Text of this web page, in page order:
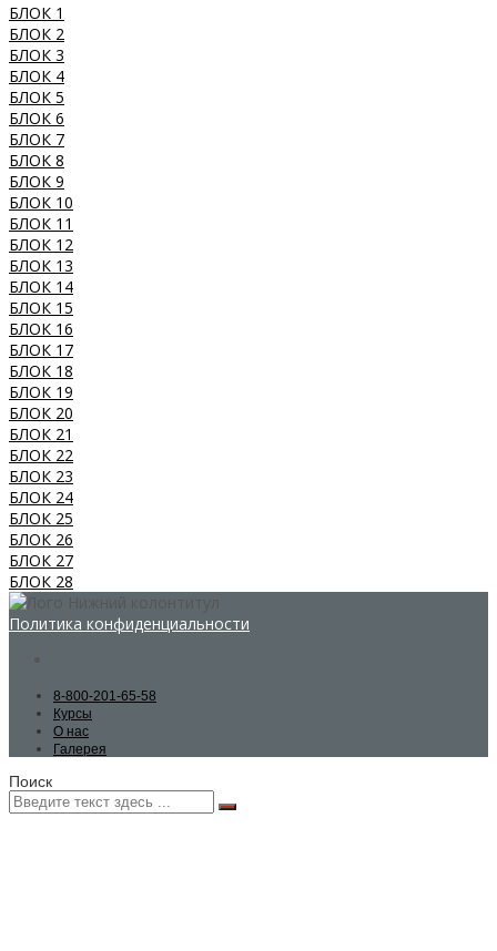
БЛОК 1
БЛОК 2
БЛОК 3
БЛОК 4
БЛОК 5
БЛОК 6
БЛОК 7
БЛОК 8
БЛОК 9
БЛОК 10
БЛОК 11
БЛОК 12
БЛОК 13
БЛОК 14
БЛОК 15
БЛОК 16
БЛОК 17
БЛОК 18
БЛОК 19
БЛОК 20
БЛОК 21
БЛОК 22
БЛОК 23
БЛОК 24
БЛОК 25
БЛОК 26
БЛОК 27
БЛОК 28
Политика конфиденциальности
8-800-201-65-58
Курсы
О нас
Галерея
Поиск